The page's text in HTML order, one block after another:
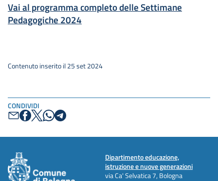
CONDIVIDI
Vai al programma completo delle Settimane
Pedagogiche 2024
Contenuto inserito il 25 set 2024
Dipartimento educazione,
istruzione e nuove generazioni
via Ca' Selvatica 7, Bologna